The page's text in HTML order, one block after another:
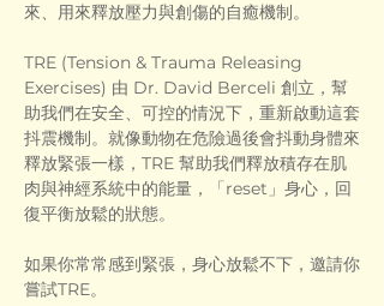
來、用來釋放壓力與創傷的自癒機制。
TRE (Tension & Trauma Releasing
Exercises) 由 Dr. David Berceli 創立，幫
助我們在安全、可控的情況下，重新啟動這套
抖震機制。就像動物在危險過後會抖動身體來
釋放緊張一樣，TRE 幫助我們釋放積存在肌
肉與神經系統中的能量，「reset」身心，回
復平衡放鬆的狀態。
如果你常常感到緊張，身心放鬆不下，邀請你
嘗試TRE。